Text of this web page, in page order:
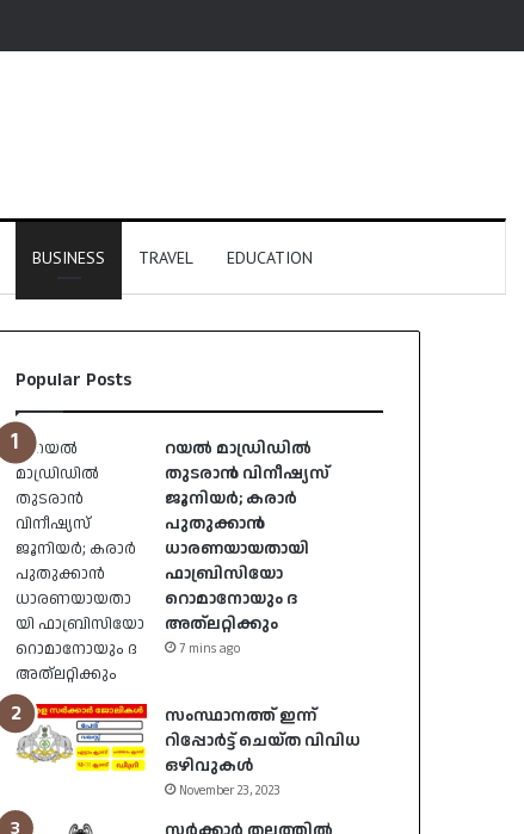
BUSINESS TRAVEL EDUCATION
Popular Posts
റയൽ മാഡ്രിഡിൽ
തുടരാൻ വിനീഷ്യസ്
ജൂനിയർ; കരാർ
പുതുക്കാൻ
ധാരണയായതായി
ഫാബ്രിസിയോ
റൊമാനോയും ദ
അത്‌ലറ്റിക്കും
7 mins ago
സംസ്ഥാനത്ത് ഇന്ന്
റിപ്പോർട്ട് ചെയ്ത വിവിധ
ഒഴിവുകൾ
November 23, 2023